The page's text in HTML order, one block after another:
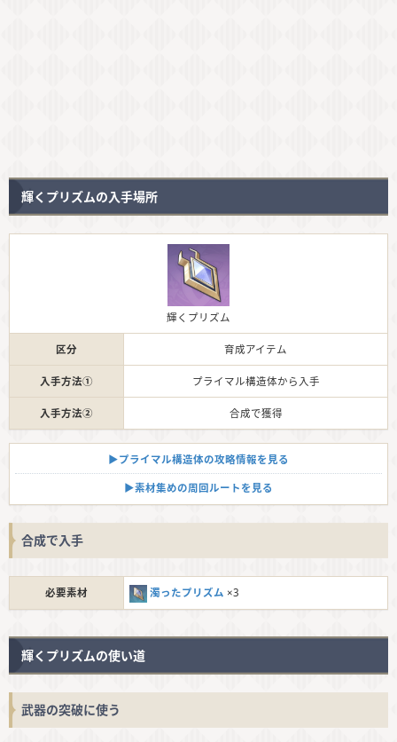
輝くプリズムの入手場所
輝くプリズム
区分 育成アイテム
入手方法① プライマル構造体から入手
入手方法② 合成で獲得
▶︎プライマル構造体の攻略情報を見る
▶︎素材集めの周回ルートを見る
合成で入手
必要素材 濁ったプリズム ×3
輝くプリズムの使い道
武器の突破に使う